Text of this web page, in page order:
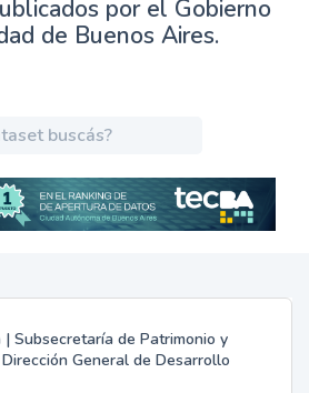
por el Gobierno
de Buenos Aires.
Subsecretaría de Patrimonio y
General de Desarrollo